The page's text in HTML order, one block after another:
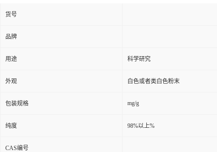
货号
品牌
用途 科学研究
外观 白色或者类白色粉末
包装规格 mg/g
纯度 98%以上%
CAS编号